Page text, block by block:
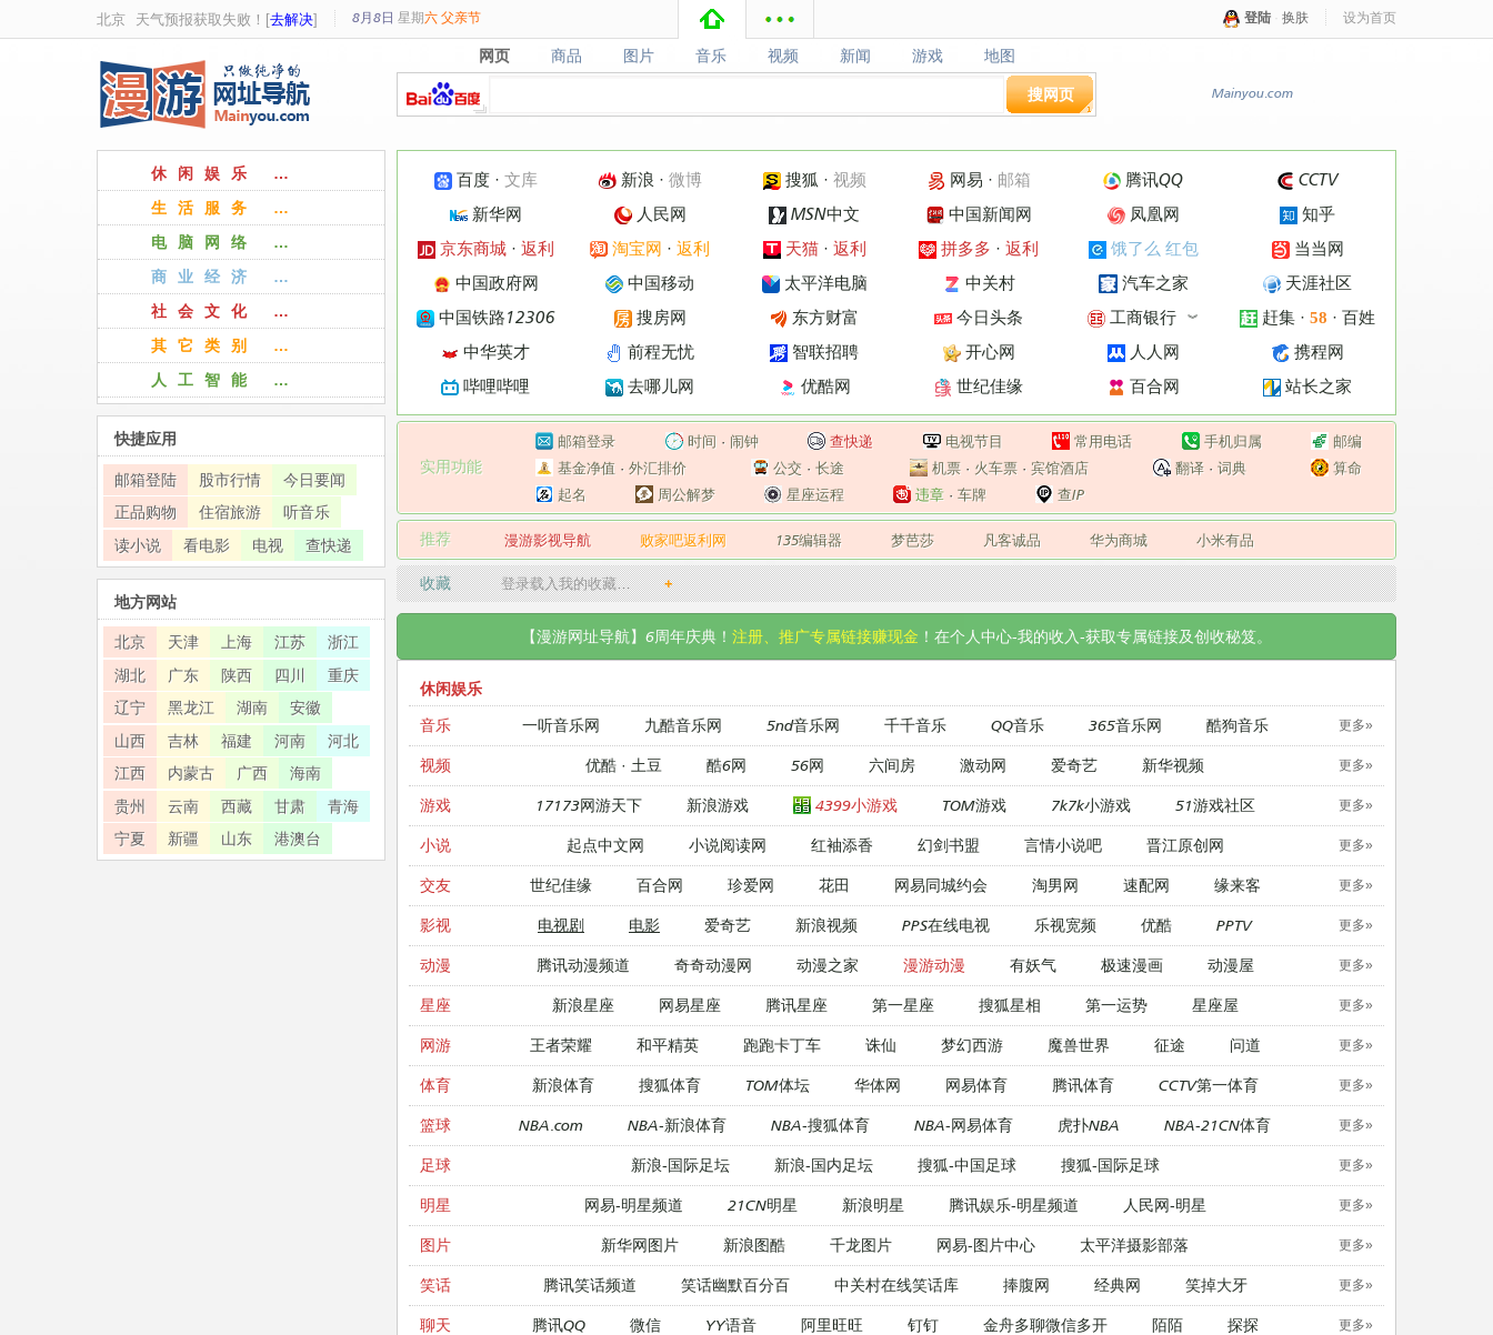
北京 天气预报获取失败！[去解决] 8月8日 星期六 父亲节 登陆 换肤 设为首页
网页
网页 商品
商品 图片
图片 音乐
音乐 视频
视频 新闻
新闻 游戏
游戏 地图
地图
搜网页 Mainyou.com
百度· 文库 新浪 · 微博 搜狐 · 视频 网易 · 邮箱 腾讯QQ
CCTV
新华网
人民网 MSN中文 中国新闻网 凤凰网
知乎
京东商城· 返利 淘宝网 · 返利 天猫· 返利 拼多多 · 返利 饿了么 红包
当当网
中国政府网
中国移动 太平洋电脑 中关村 汽车之家
天涯社区
中国铁路12306
搜房网 东方财富 今日头条 工商银行 ︾ 赶集 · 58 · 百姓
中华英才
前程无忧 智联招聘 开心网 人人网
携程网
哔哩哔哩
去哪儿网 优酷网 世纪佳缘 百合网 站长之家
实用功能
邮箱登录 时间· 闹钟 查快递 电视节目 常用电话 手机归属
邮编
基金净值 · 外汇排价 公交 ·长途 机票· 火车票· 宾馆酒店 翻译· 词典
算命
起名
周公解梦 星座运程 违章 · 车牌 查IP
推荐 漫游影视导航 败家吧返利网 135编辑器 梦芭莎 凡客诚品 华为商城 小米有品
收藏 登录载入我的收藏… +
【漫游网址导航】6周年庆典！ 注册、推广专属链接赚现金 ！在个人中心-我的收入-获取专属链接及创收秘笈。
休闲娱乐
音乐
一听音乐网 九酷音乐网 5nd音乐网 千千音乐 QQ音乐 365音乐网 酷狗音乐 更多»
视频 优酷 · 土豆 酷6网 56网 六间房 激动网 爱奇艺 新华视频 更多»
游戏 17173网游天下 新浪游戏 4399小游戏 TOM游戏 7k7k小游戏 51游戏社区 更多»
小说 起点中文网 小说阅读网 红袖添香 幻剑书盟 言情小说吧 晋江原创网 更多»
交友 世纪佳缘 百合网 珍爱网 花田 网易同城约会 淘男网 速配网 缘来客 更多»
影视 电视剧 电影 爱奇艺 新浪视频 PPS在线电视 乐视宽频 优酷 PPTV 更多»
动漫 腾讯动漫频道 奇奇动漫网 动漫之家 漫游动漫 有妖气 极速漫画 动漫屋 更多»
星座 新浪星座 网易星座 腾讯星座 第一星座 搜狐星相 第一运势 星座屋 更多»
网游 王者荣耀 和平精英 跑跑卡丁车 诛仙 梦幻西游 魔兽世界 征途 问道 更多»
体育 新浪体育 搜狐体育 TOM体坛 华体网 网易体育 腾讯体育 CCTV第一体育 更多»
篮球 NBA.com NBA-新浪体育 NBA-搜狐体育 NBA-网易体育 虎扑NBA NBA-21CN体育 更多»
足球 新浪-国际足坛 新浪-国内足坛 搜狐-中国足球 搜狐-国际足球 更多»
明星 网易-明星频道 21CN明星 新浪明星 腾讯娱乐-明星频道 人民网-明星 更多»
图片 新华网图片 新浪图酷 千龙图片 网易-图片中心 太平洋摄影部落 更多»
笑话 腾讯笑话频道 笑话幽默百分百 中关村在线笑话库 捧腹网 经典网 笑掉大牙 更多»
聊天 腾讯QQ 微信 YY语音 阿里旺旺 钉钉 金舟多聊微信多开 陌陌 探探 更多»
休闲娱乐 …
生活服务 …
电脑网络 …
商业经济 …
社会文化 …
其它类别 …
人工智能 …
快捷应用
邮箱登陆 股市行情
今日要闻
正品购物
住宿旅游
听音乐
读小说
看电影 电视 查快递
地方网站
北京 天津 上海 江苏
浙江
湖北
广东 陕西 四川
重庆
辽宁
黑龙江 湖南
安徽
山西
吉林 福建 河南
河北
江西
内蒙古 广西
海南
贵州
云南 西藏 甘肃
青海
宁夏
新疆 山东 港澳台